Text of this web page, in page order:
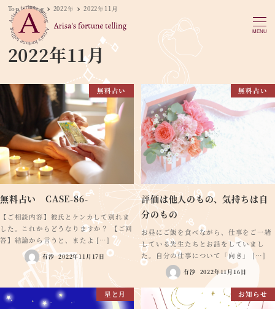
MENU
Top Blog 2022年 2022年11月
2022年11月
無料占い
無料占い CASE-86-
【ご相談内容】彼氏とケンカして別れま
した。これからどうなりますか？ 【ご回
答】結論から言うと、またよ […]
有沙 2022年11月17日
無料占い
評価は他人のもの、気持ちは自
分のもの
お昼にご飯を食べながら、仕事をご一緒
している先生たちとお話をしていまし
た。自分の仕事について「向き」 […]
有沙 2022年11月16日
星と月 お知らせ